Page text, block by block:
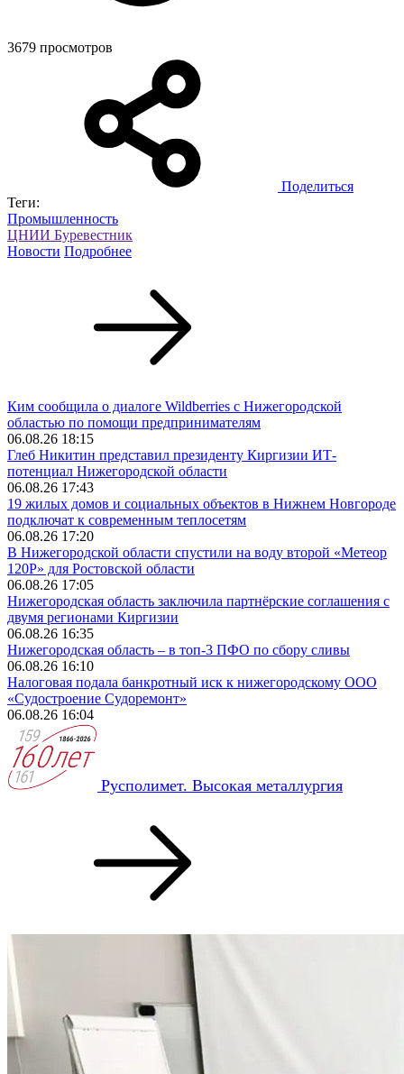
3679 просмотров
Поделиться
Теги:
Промышленность
ЦНИИ Буревестник
Новости Подробнее
Ким сообщила о диалоге Wildberries с Нижегородской
областью по помощи предпринимателям
06.08.26 18:15
Глеб Никитин представил президенту Киргизии ИТ-
потенциал Нижегородской области
06.08.26 17:43
19 жилых домов и социальных объектов в Нижнем Новгороде
подключат к современным теплосетям
06.08.26 17:20
В Нижегородской области спустили на воду второй «Метеор
120Р» для Ростовской области
06.08.26 17:05
Нижегородская область заключила партнёрские соглашения с
двумя регионами Киргизии
06.08.26 16:35
Нижегородская область – в топ-3 ПФО по сбору сливы
06.08.26 16:10
Налоговая подала банкротный иск к нижегородскому ООО
«Судостроение Судоремонт»
06.08.26 16:04
Русполимет. Высокая металлургия